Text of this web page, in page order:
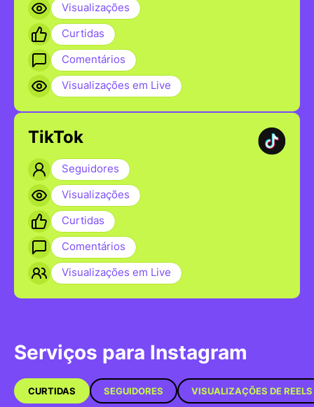
Visualizações
Curtidas
Comentários
Visualizações em Live
TikTok
Seguidores
Visualizações
Curtidas
Comentários
Visualizações em Live
Serviços para Instagram
CURTIDAS SEGUIDORES VISUALIZAÇÕES DE REELS